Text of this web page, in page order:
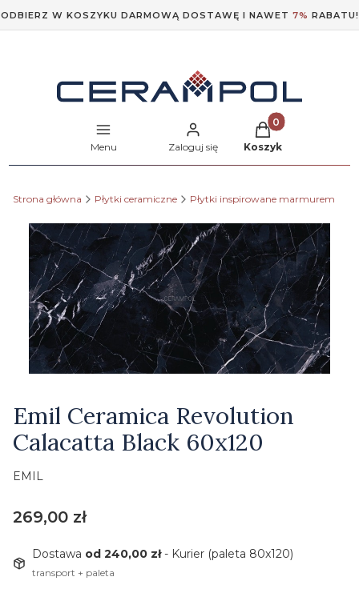
ODBIERZ W KOSZYKU DARMOWĄ DOSTAWĘ I NAWET 7% RABATU!
Menu Zaloguj się
Produkty w
Koszyk
Strona główna Płytki ceramiczne Płytki inspirowane marmurem
Emil Ceramica Revolution
Calacatta Black 60x120
EMIL
Cena
269,00 zł
Dostawa od 240,00 zł- Kurier (paleta 80x120)
transport + paleta